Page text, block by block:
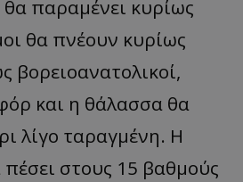
παραμένει κυρίως
θα πνέουν κυρίως
βορειοανατολικοί,
και η θάλασσα θα
λίγο ταραγμένη. Η
στους 15 βαθμούς